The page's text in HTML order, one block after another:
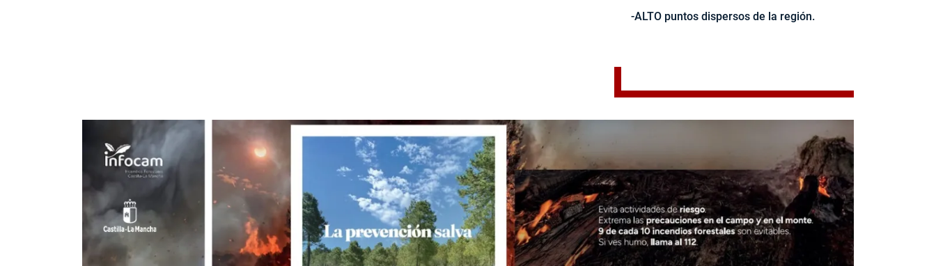
-ALTO puntos dispersos de la región.